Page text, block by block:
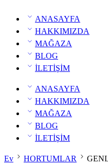
ANASAYFA
HAKKIMIZDA
MAĞAZA
BLOG
İLETİŞİM
ANASAYFA
HAKKIMIZDA
MAĞAZA
BLOG
İLETİŞİM
Ev HORTUMLAR